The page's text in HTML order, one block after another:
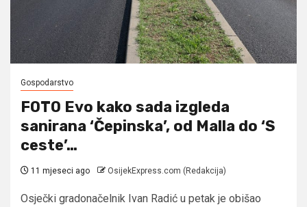
Gospodarstvo
FOTO Evo kako sada izgleda
sanirana ‘Čepinska’, od Malla do ‘S
ceste’…
11 mjeseci ago OsijekExpress.com (Redakcija)
Osječki gradonačelnik Ivan Radić u petak je obišao